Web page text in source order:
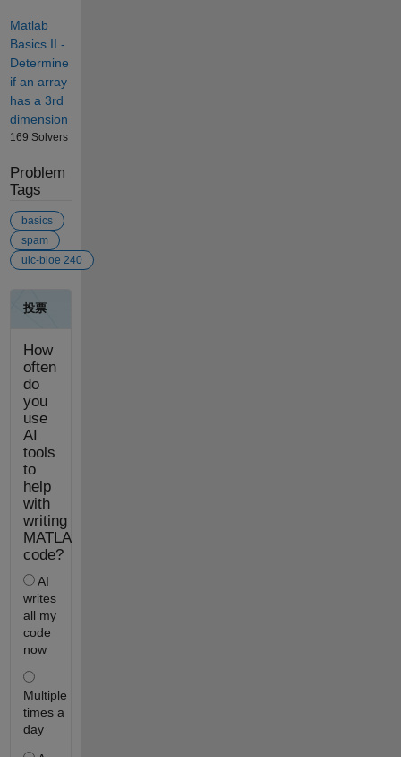
Matlab
Basics II -
Determine
if an array
has a 3rd
dimension
169 Solvers
Problem
Tags
basics
spam
uic-bioe 240